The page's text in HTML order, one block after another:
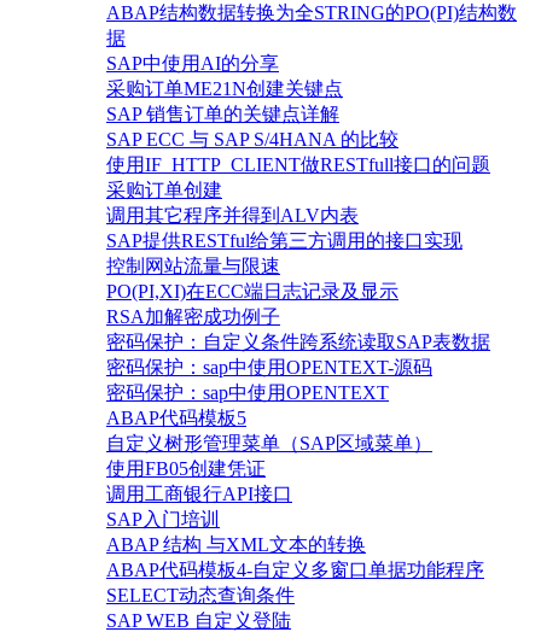
ABAP结构数据转换为全STRING的PO(PI)结构数
据
SAP中使用AI的分享
采购订单ME21N创建关键点
SAP 销售订单的关键点详解
SAP ECC 与 SAP S/4HANA 的比较
使用IF_HTTP_CLIENT做RESTfull接口的问题
采购订单创建
调用其它程序并得到ALV内表
SAP提供RESTful给第三方调用的接口实现
控制网站流量与限速
PO(PI,XI)在ECC端日志记录及显示
RSA加解密成功例子
密码保护：自定义条件跨系统读取SAP表数据
密码保护：sap中使用OPENTEXT-源码
密码保护：sap中使用OPENTEXT
ABAP代码模板5
自定义树形管理菜单（SAP区域菜单）
使用FB05创建凭证
调用工商银行API接口
SAP入门培训
ABAP 结构 与XML文本的转换
ABAP代码模板4-自定义多窗口单据功能程序
SELECT动态查询条件
SAP WEB 自定义登陆